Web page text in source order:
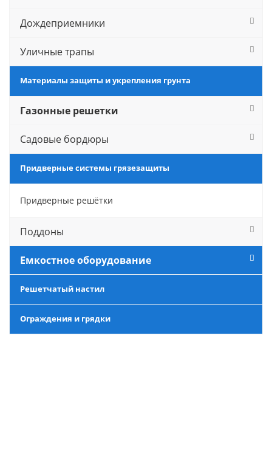
Дождеприемники
Уличные трапы
Материалы защиты и укрепления грунта
Газонные решетки
Садовые бордюры
Придверные системы грязезащиты
Придверные решётки
Поддоны
Емкостное оборудование
Решетчатый настил
Ограждения и грядки